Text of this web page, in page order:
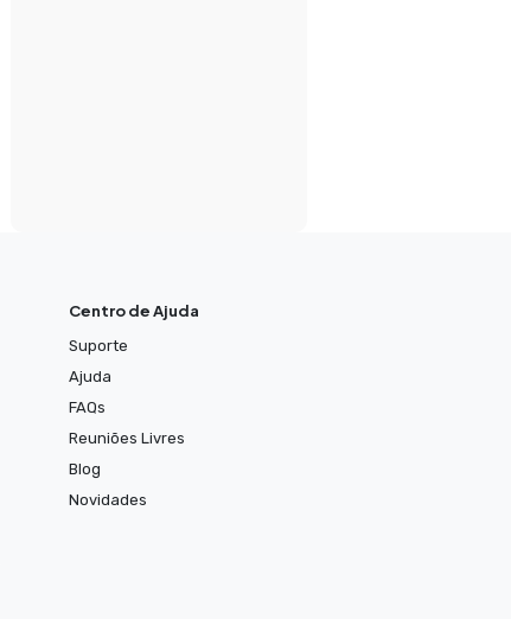
Centro de Ajuda
Suporte
Ajuda
FAQs
Reuniões Livres
Blog
Novidades